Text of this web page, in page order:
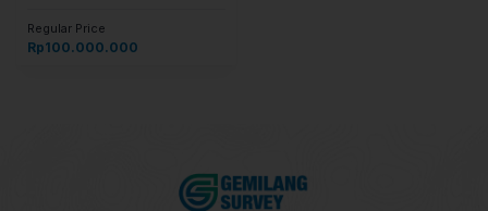
Regular Price
Rp100.000.000